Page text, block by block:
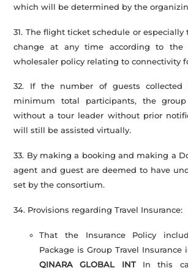
which will be determined by the
31. The flight ticket schedule or
change at any time according to the
wholesaler policy relating to connectivity
32. If the number of guests
minimum total participants, the
without a tour leader without prior
will still be assisted virtually.
33. By making a booking and making a
agent and guest are deemed to have
set by the consortium.
34. Provisions regarding Travel Insurance:
That the Insurance Policy
Package is Group Travel
QINARA GLOBAL INT In this